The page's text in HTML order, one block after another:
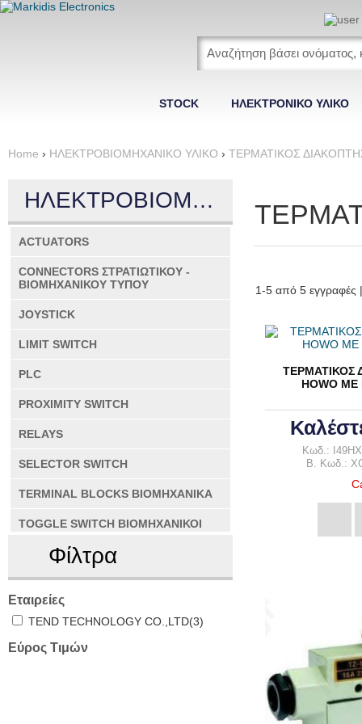
STOCK ΗΛΕΚΤΡΟΝΙΚΟ ΥΛΙΚΟ
ACTUATORS
CONNECTORS
CONNECTORS
ΠΑΡΕΛΚΟΜΕΝΑ
ΒΙΟΜΗΧΑΝΙΚΑ RELAYS
ΔΙΑΦΟΡΑ ΥΛΙΚΑ
ΒΙΟΜΗΧΑΝΙΚΗΣ ΧΡΗΣΗΣ
ΒΙΟΜΗΧΑΝΙΚΗΣ
Home › ΗΛΕΚΤΡΟΒΙΟΜΗΧΑΝΙΚΟ ΥΛΙΚΟ › ΤΕΡΜΑΤΙΚΟΣ
1-5 από 5 εγγραφές |
ΤΕΡΜΑΤΙΚΟΣ
HOWO
Κωδ.:
B. Κωδ.:
ΗΛΕΚΤΡΟΒΙΟΜΗΧΑΝΙΚΟ ΥΛΙΚΟ
ACTUATORS
CONNECTORS ΣΤΡΑΤΙΩΤΙΚΟΥ -
ΒΙΟΜΗΧΑΝΙΚΟΥ ΤΥΠΟΥ
JOYSTICK
LIMIT SWITCH
PLC
PROXIMITY SWITCH
RELAYS
SELECTOR SWITCH
TERMINAL BLOCKS ΒΙΟΜΗΧΑΝΙΚΑ
TOGGLE SWITCH ΒΙΟΜΗΧΑΝΙΚΟΙ
ΑΝΕΜΙΣΤΗΡΕΣ
ΒΙΟΜΗΧΑΝΙΚΑ RELAYS ΙΣΧΥΟΣ
ΒΙΟΜΗΧΑΝΙΚΟΣ ΗΧΟΣ
ΣΗΜΑΤΟΔΟΤΗΣΗ
ΔΙΑΚΟΠΤΕΣ BUTTON
Φίλτρα
Εταιρείες
TEND TECHNOLOGY CO.,LTD(3)
Εύρος Τιμών